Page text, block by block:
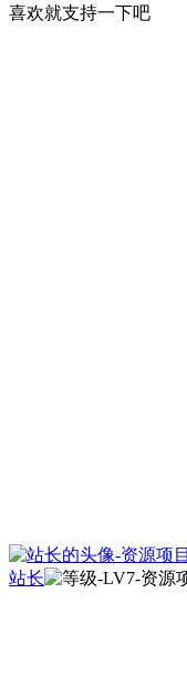
喜欢就支持一下吧
站长